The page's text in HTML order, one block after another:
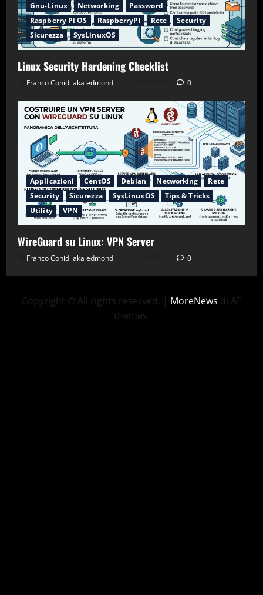
Gnu-Linux
Networking
Password
Raspberry Pi OS
RaspberryPi Rete
Security
Sicurezza
SysLinuxOS
Linux Security Hardening Checklist
Franco Conidi aka edmond 0
Applicazioni CentOS Debian Networking
Rete
Security
Sicurezza SysLinuxOS
Tips & Tricks
Utility
VPN
WireGuard su Linux: VPN Server
Franco Conidi aka edmond 0
Copyright © All rights reserved. | MoreNews di AF
themes.